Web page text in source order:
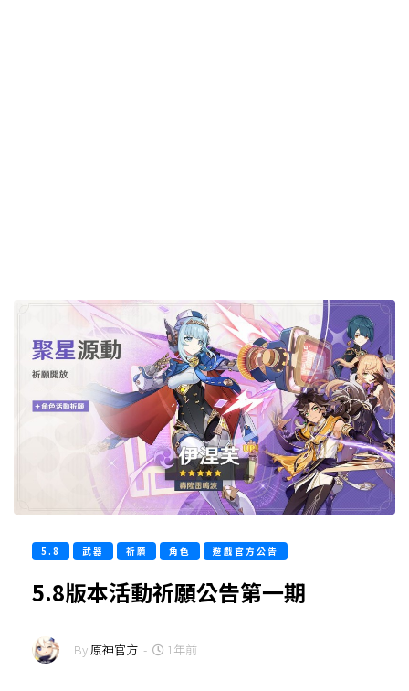
5.8 武器 祈願 角色 遊戲官方公告
5.8版本活動祈願公告第一期
By原神官方 - 1年前